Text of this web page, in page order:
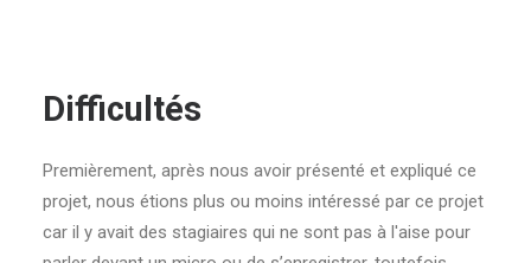
Difficultés
Premièrement, après nous avoir présenté et expliqué ce
projet, nous étions plus ou moins intéressé par ce projet
car il y avait des stagiaires qui ne sont pas à l'aise pour